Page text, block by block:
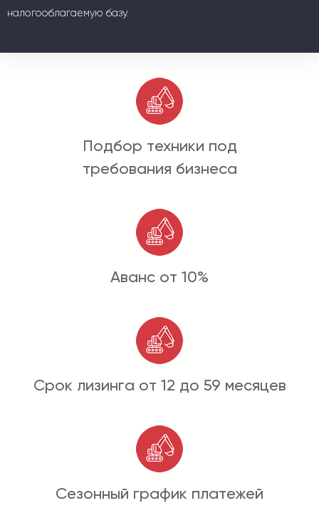
налогооблагаемую базу.
Подбор техники под
требования бизнеса
Аванс от 10%
Срок лизинга от 12 до 59 месяцев
Сезонный график платежей